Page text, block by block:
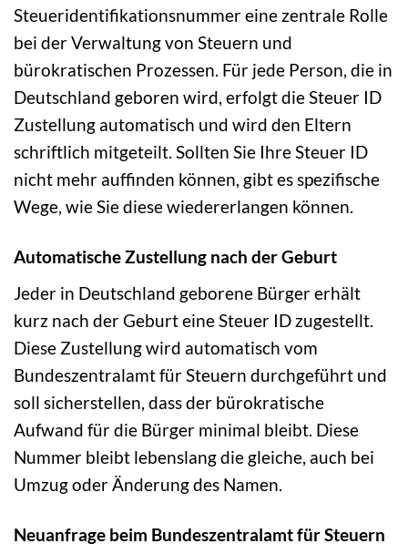
Steueridentifikationsnummer eine zentrale Rolle
bei der Verwaltung von Steuern und
bürokratischen Prozessen. Für jede Person, die in
Deutschland geboren wird, erfolgt die Steuer ID
Zustellung automatisch und wird den Eltern
schriftlich mitgeteilt. Sollten Sie Ihre Steuer ID
nicht mehr auffinden können, gibt es spezifische
Wege, wie Sie diese wiedererlangen können.
Automatische Zustellung nach der Geburt
Jeder in Deutschland geborene Bürger erhält
kurz nach der Geburt eine Steuer ID zugestellt.
Diese Zustellung wird automatisch vom
Bundeszentralamt für Steuern durchgeführt und
soll sicherstellen, dass der bürokratische
Aufwand für die Bürger minimal bleibt. Diese
Nummer bleibt lebenslang die gleiche, auch bei
Umzug oder Änderung des Namen.
Neuanfrage beim Bundeszentralamt für Steuern